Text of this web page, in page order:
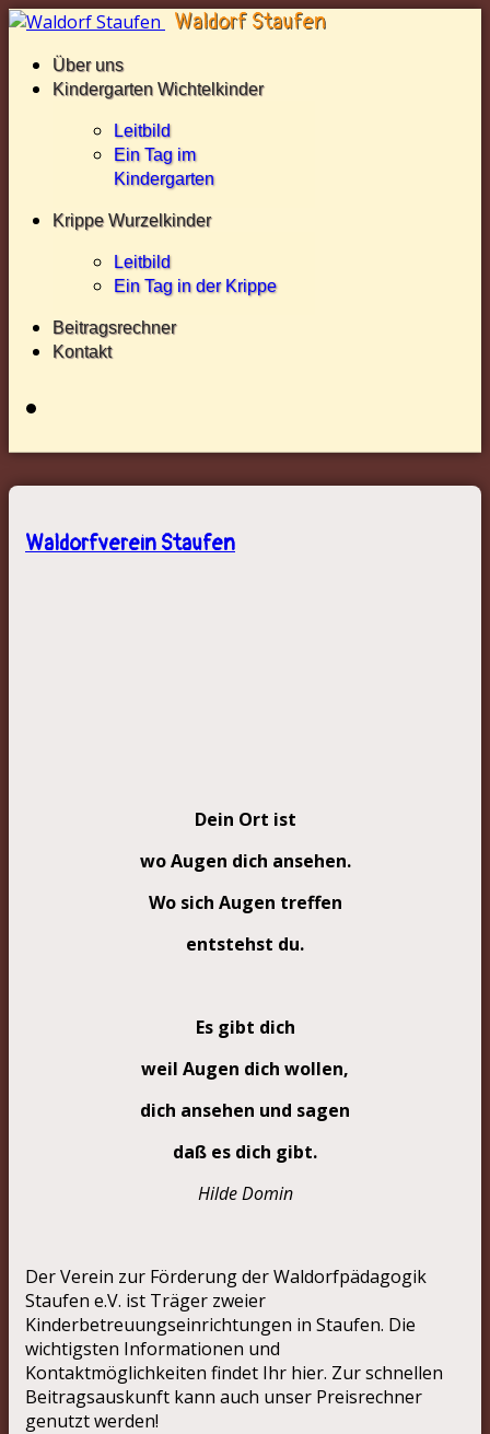
Über uns
Kindergarten Wichtelkinder
Leitbild
Ein Tag im
Kindergarten
Krippe Wurzelkinder
Leitbild
Ein Tag in der Krippe
Beitragsrechner
Kontakt
Waldorfverein Staufen
Dein Ort ist
wo Augen dich ansehen.
Wo sich Augen treffen
entstehst du.
Es gibt dich
weil Augen dich wollen,
dich ansehen und sagen
daß es dich gibt.
Hilde Domin
Der Verein zur Förderung der Waldorfpädagogik
Staufen e.V. ist Träger zweier
Kinderbetreuungseinrichtungen in Staufen. Die
wichtigsten Informationen und
Kontaktmöglichkeiten findet Ihr hier. Zur schnellen
Beitragsauskunft kann auch unser Preisrechner
genutzt werden!